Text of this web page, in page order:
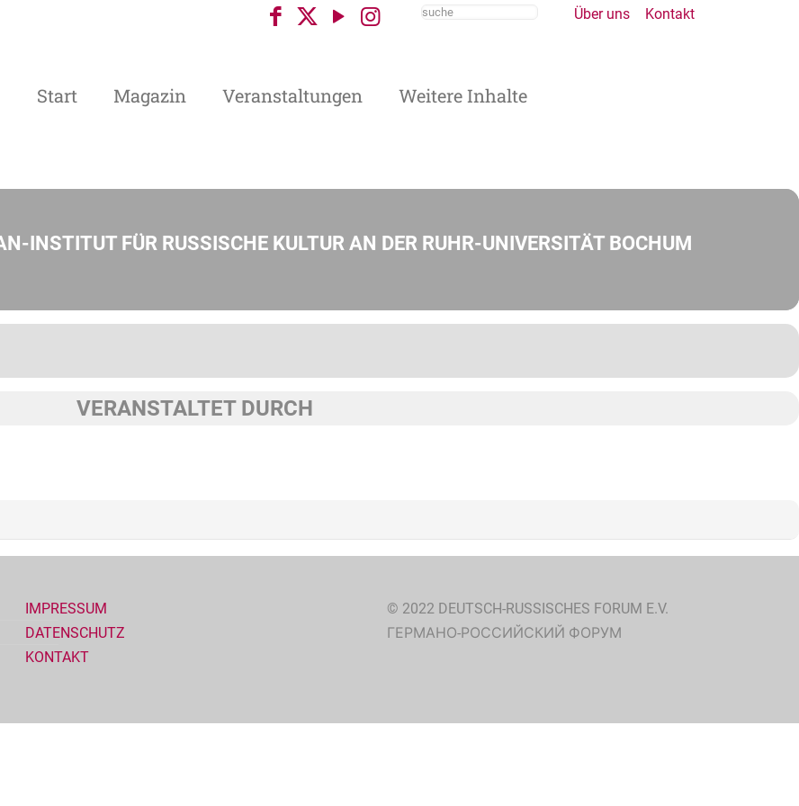
Über uns Kontakt
Start Magazin Veranstaltungen Weitere Inhalte
INSTITUT FÜR RUSSISCHE KULTUR AN DER RUHR-UNIVERSITÄT BOCHUM
VERANSTALTET DURCH
IMPRESSUM
DATENSCHUTZ
KONTAKT
© 2022 DEUTSCH-RUSSISCHES FORUM E.V.
ГЕРМАНО-РОССИЙСКИЙ ФОРУМ